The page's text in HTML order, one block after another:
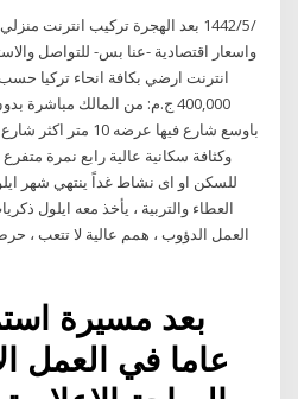
انترنت ارضي بكافة انحاء تركيا حسب
400,000 ج.م: من المالك
باوسع شارع فيها
وكثافة سكانية عالية رابع نمرة
للسكن او اى نشاط غداً ينتهي شهر
العطاء والتربية ، يأخذ معه ايلول
العمل الدؤوب ، همم عالية لا تتعب ،
عاما في العمل